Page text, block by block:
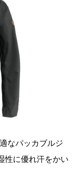
なパッカブルジ
性に優れ汗をかい